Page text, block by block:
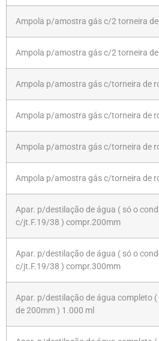
Ampola p/amostra gás c/2 torneira de
Ampola p/amostra gás c/2 torneira de
Ampola p/amostra gás c/torneira de
Ampola p/amostra gás c/torneira de
Ampola p/amostra gás c/torneira de
Ampola p/amostra gás c/torneira de
Apar. p/destilação de água ( só o
c/jt.F.19/38 ) compr.200mm
Apar. p/destilação de água ( só o
c/jt.F.19/38 ) compr.300mm
Apar. p/destilação de água completo
de 200mm ) 1.000 ml